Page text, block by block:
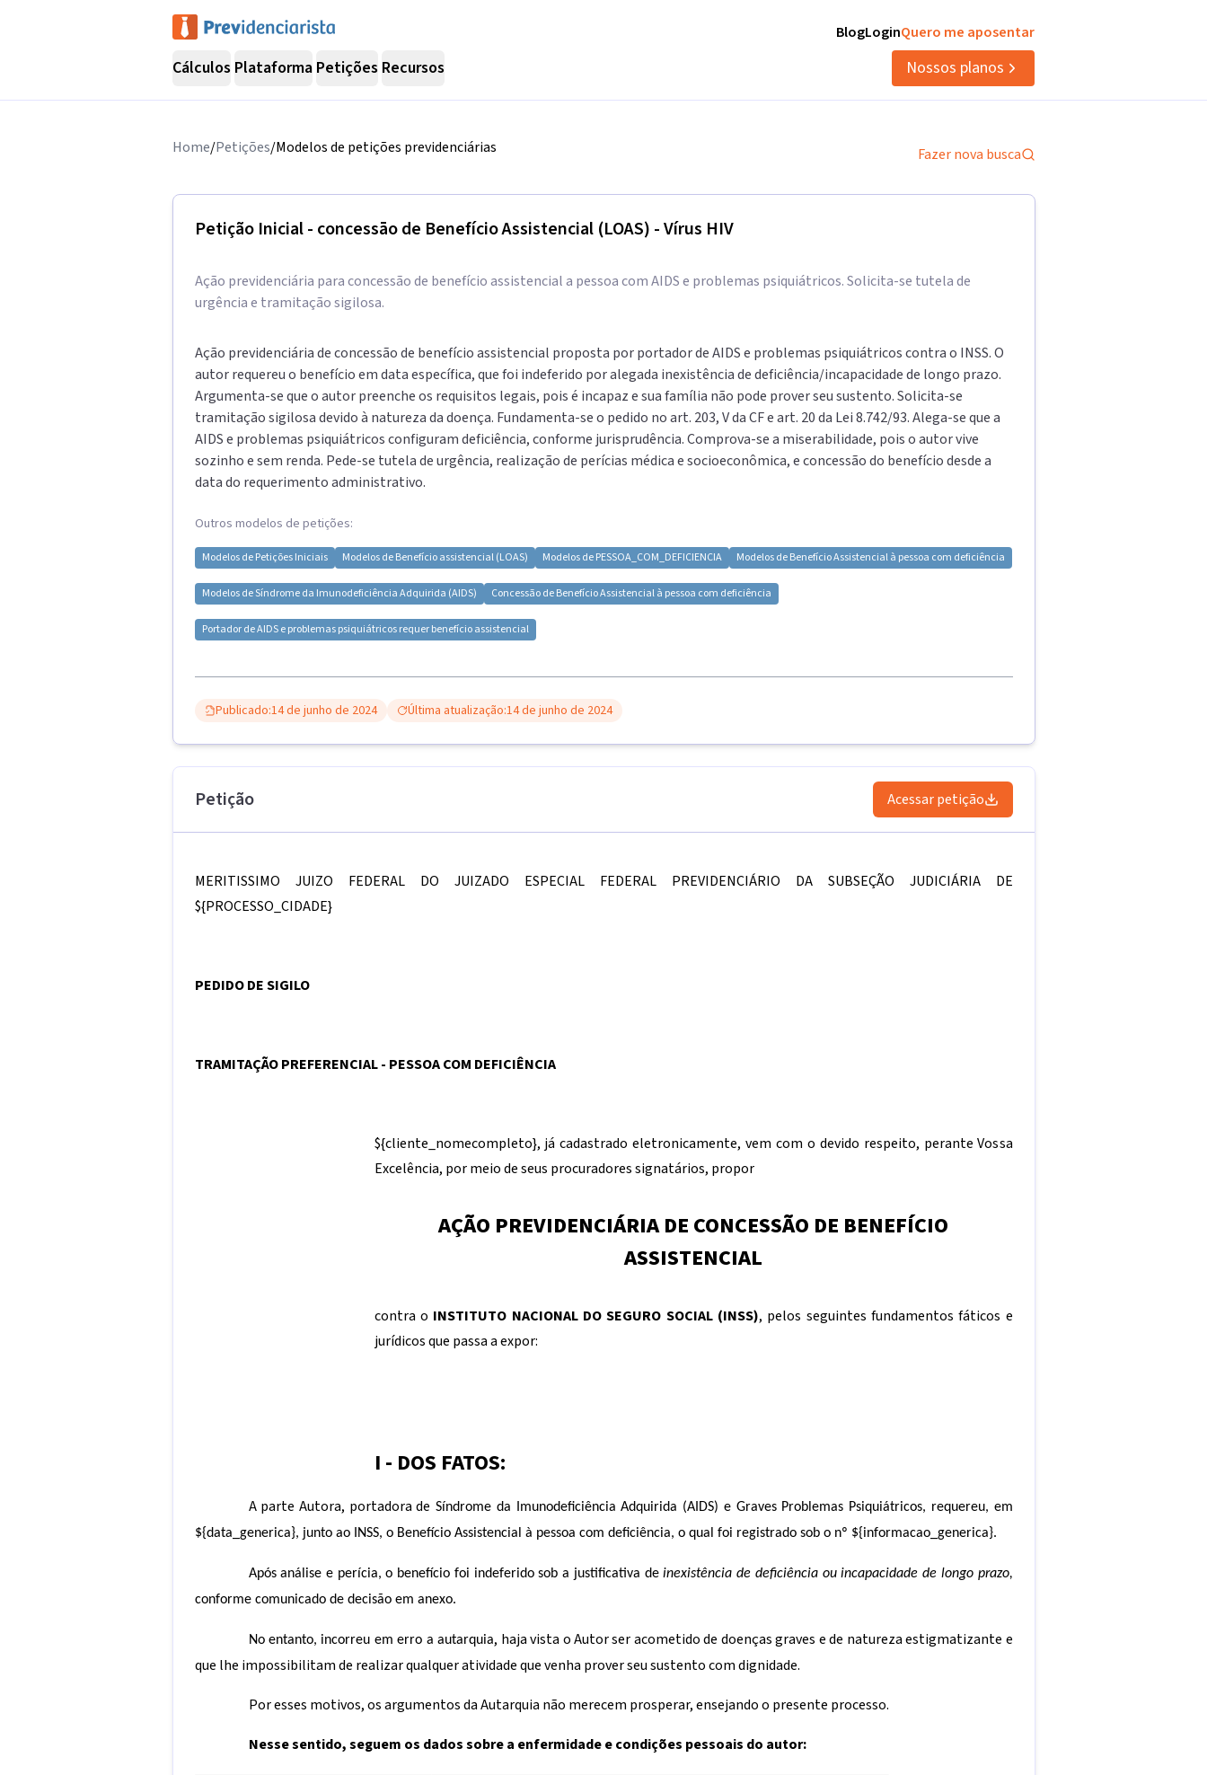
BlogLoginQuero me aposentar
Cálculos Plataforma Petições Recursos Nossos planos
Home/Petições/Modelos de petições previdenciárias Fazer nova busca
Petição Inicial - concessāo de Benefício Assistencial (LOAS) - Vírus HIV
Ação previdenciária para concessão de benefício assistencial a pessoa com AIDS e problemas psiquiátricos. Solicita-se tutela de
urgência e tramitação sigilosa.
Ação previdenciária de concessão de benefício assistencial proposta por portador de AIDS e problemas psiquiátricos contra o INSS. O
autor requereu o benefício em data específica, que foi indeferido por alegada inexistência de deficiência/incapacidade de longo prazo.
Argumenta-se que o autor preenche os requisitos legais, pois é incapaz e sua família não pode prover seu sustento. Solicita-se
tramitação sigilosa devido à natureza da doença. Fundamenta-se o pedido no art. 203, V da CF e art. 20 da Lei 8.742/93. Alega-se que a
AIDS e problemas psiquiátricos configuram deficiência, conforme jurisprudência. Comprova-se a miserabilidade, pois o autor vive
sozinho e sem renda. Pede-se tutela de urgência, realização de perícias médica e socioeconômica, e concessão do benefício desde a
data do requerimento administrativo.
Outros modelos de petições:
Modelos dePetições Iniciais Modelos deBenefício assistencial (LOAS) Modelos dePESSOA_COM_DEFICIENCIA Modelos deBenefício Assistencial à pessoa com deficiência
Modelos deSíndrome da Imunodeficiência Adquirida (AIDS) Concessão de Benefício Assistencial à pessoa com deficiência
Portador de AIDS e problemas psiquiátricos requer benefício assistencial
Publicado:14 de junho de 2024 Última atualização:14 de junho de 2024
Petição Acessar petição
MERITISSIMO JUIZO FEDERAL DO JUIZADO ESPECIAL FEDERAL PREVIDENCIÁRIO DA SUBSEÇÃO JUDICIÁRIA DE
${PROCESSO_CIDADE}
PEDIDO DE SIGILO
TRAMITAÇÃO PREFERENCIAL - PESSOA COM DEFICIÊNCIA
${cliente_nomecompleto}, já cadastrado eletronicamente, vem com o devido respeito, perante Vossa
Excelência, por meio de seus procuradores signatários, propor
AÇÃO PREVIDENCIÁRIA DE CONCESSÃO DE BENEFÍCIO
ASSISTENCIAL
contra o INSTITUTO NACIONAL DO SEGURO SOCIAL (INSS), pelos seguintes fundamentos fáticos e
jurídicos que passa a expor:
I - DOS FATOS:
A parte Autora, portadora de Síndrome da Imunodeficiência Adquirida (AIDS) e Graves Problemas Psiquiátricos, requereu, em
${data_generica}, junto ao INSS, o Benefício Assistencial à pessoa com deficiência, o qual foi registrado sob o nº ${informacao_generica}.
Após análise e perícia, o benefício foi indeferido sob a justificativa deinexistência de deficiência ou incapacidade de longo prazo,
conforme comunicado de decisão em anexo.
No entanto, incorreu em erro a autarquia, haja vista o Autor ser acometido de doenças graves e de natureza estigmatizante e
que lhe impossibilitam de realizar qualquer atividade que venha prover seu sustento com dignidade.
Por esses motivos, os argumentos da Autarquia não merecem prosperar, ensejando o presente processo.
Nesse sentido, seguem os dados sobre a enfermidade e condições pessoais do autor: